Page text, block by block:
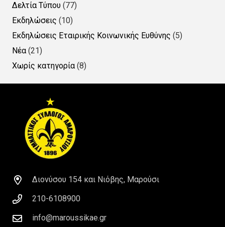
Δελτία Τύπου (77)
Εκδηλώσεις (10)
Εκδηλώσεις Εταιρικής Κοινωνικής Ευθύνης (5)
Νέα(21)
Χωρίς κατηγορία(8)
Διονύσου 154 και Νιόβης, Μαρούσι
210-6108900
info@maroussikae.gr